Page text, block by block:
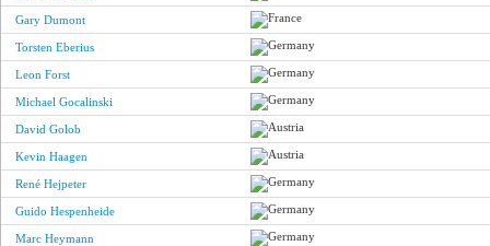
Gary Dumont
Torsten Eberius
Leon Forst
Michael Gocalinski
David Golob
Kevin Haagen
René Hejpeter
Guido Hespenheide
Marc Heymann